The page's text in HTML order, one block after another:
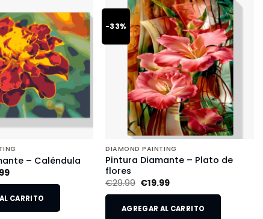
– Caléndula
CARRITO
-33%
DIAMOND PAINTING
Pintura Diamante – Plato de
flores
€29.99 €19.99
AGREGAR AL CARRITO